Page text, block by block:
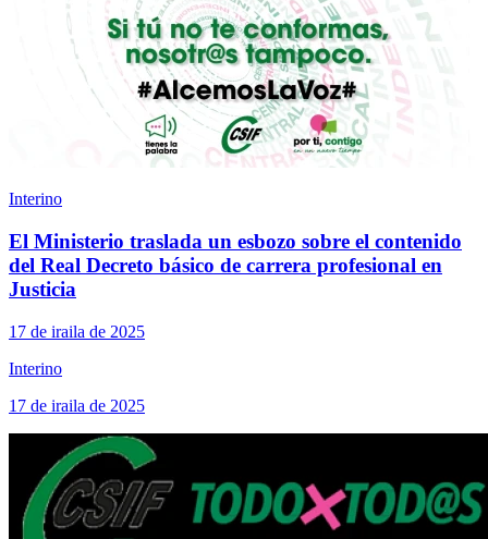
Interino
El Ministerio traslada un esbozo sobre el contenido
del Real Decreto básico de carrera profesional en
Justicia
17 de iraila de 2025
Interino
17 de iraila de 2025